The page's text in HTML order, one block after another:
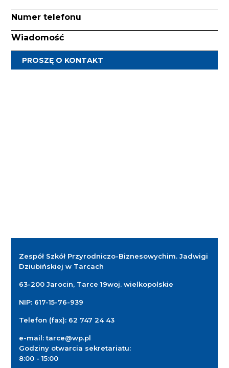
Zespół Szkół Przyrodniczo-Biznesowychim. Jadwigi
Dziubińskiej w Tarcach
63-200 Jarocin, Tarce 19woj. wielkopolskie
NIP: 617-15-76-939
Telefon (fax): 62 747 24 43
e-mail:tarce@wp.pl
Godziny otwarcia sekretariatu:
8:00 - 15:00